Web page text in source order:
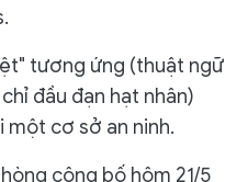
tương ứng (thuật ngữ
đầu đạn hạt nhân)
cơ sở an ninh.
công bố hôm 21/5